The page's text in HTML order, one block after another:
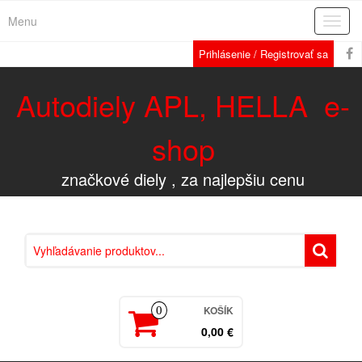
Menu
Prihlásenie / Registrovať sa
Autodiely APL, HELLA e-
shop
značkové diely , za najlepšiu cenu
0 KOŠÍK
0,00 €